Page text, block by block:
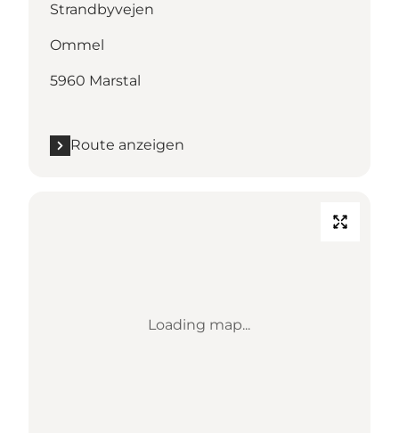
Strandbyvejen
Ommel
5960 Marstal
Route anzeigen
Loading map...